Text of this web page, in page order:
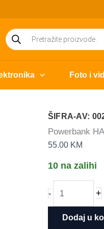
Products
search
Foto i
ŠIFRA-AV:
Powerbank
55.00 KM
10 na zalihi
-
HAMA
+
Dodaj u